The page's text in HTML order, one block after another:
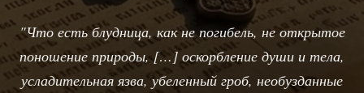
"Что есть блудница, как не погибель, не открытое
поношение природы, […] оскорбление души и тела,
усладительная язва, убеленный гроб, необузданные